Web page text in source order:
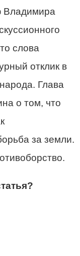
Владимира
слова
отклик в
Глава
о том, что
за земли.